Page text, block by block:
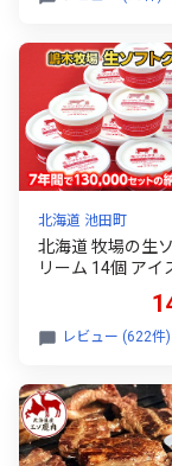
北海道 池田町
北海道 牧場の生
リーム 14個 アイ
ジェラート ギフ
クリーム
レビュー (622件)